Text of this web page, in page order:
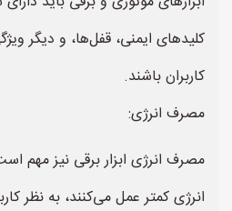
کلیدهای ایمنی، قفل‌ها، و دیگر
کاربران باشند.
مصرف انرژی:
مصرف انرژی ابزار برقی نیز مهم
انرژی کمتر عمل می‌کنند، به نظر